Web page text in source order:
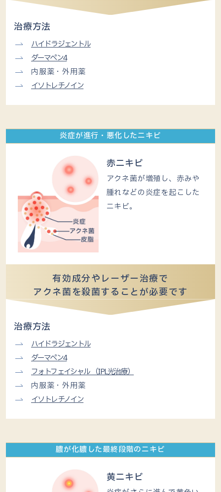
治療方法
ハイドラジェントル
ダーマペン4
内服薬・外用薬
イソトレチノイン
炎症が進行・悪化したニキビ
赤ニキビ
アクネ菌が増殖し、赤みや
腫れなどの炎症を起こした
ニキビ。
有効成分やレーザー治療で
アクネ菌を殺菌することが必要です
治療方法
ハイドラジェントル
ダーマペン4
フォトフェイシャル （IPL光治療）
内服薬・外用薬
イソトレチノイン
膿が化膿した最終段階のニキビ
黄ニキビ